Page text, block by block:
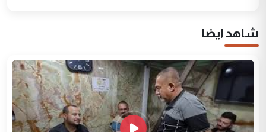
شاهد ايضا